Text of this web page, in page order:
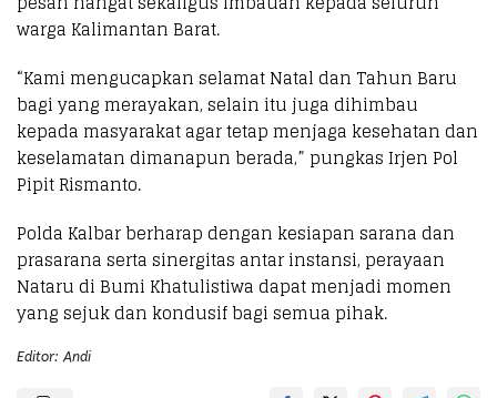
warga Kalimantan Barat.
“Kami mengucapkan selamat Natal dan Tahun Baru
bagi yang merayakan, selain itu juga dihimbau
kepada masyarakat agar tetap menjaga kesehatan dan
keselamatan dimanapun berada,” pungkas Irjen Pol
Pipit Rismanto.
​Polda Kalbar berharap dengan kesiapan sarana dan
prasarana serta sinergitas antar instansi, perayaan
Nataru di Bumi Khatulistiwa dapat menjadi momen
yang sejuk dan kondusif bagi semua pihak.
Editor: Andi